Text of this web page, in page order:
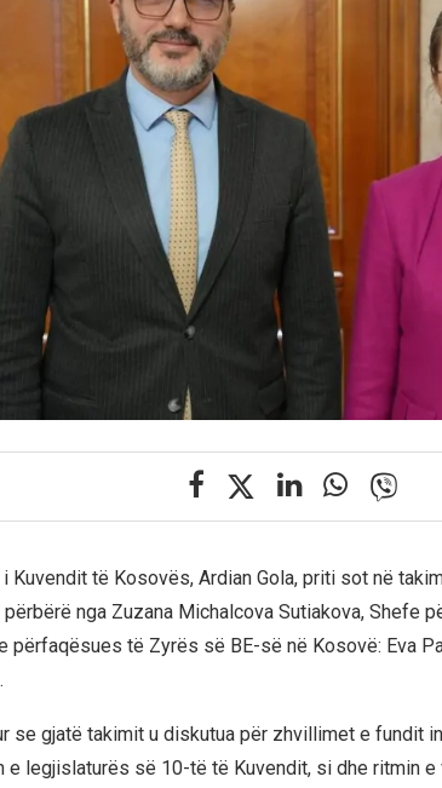
Kuvendit të Kosovës, Ardian Gola, priti sot në
përbërë nga Zuzana Michalcova Sutiakova, Shefe
përfaqësues të Zyrës së BE-së në Kosovë: Eva
se gjatë takimit u diskutua për zhvillimet e fundit
e legjislaturës së 10-të të Kuvendit, si dhe ritmin e